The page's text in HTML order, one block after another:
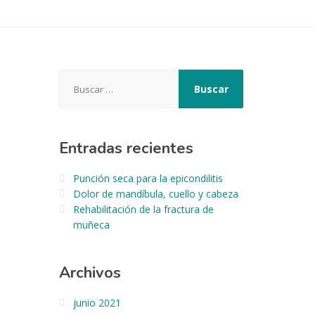
Entradas recientes
Punción seca para la epicondilitis
Dolor de mandíbula, cuello y cabeza
Rehabilitación de la fractura de
muñeca
Archivos
junio 2021